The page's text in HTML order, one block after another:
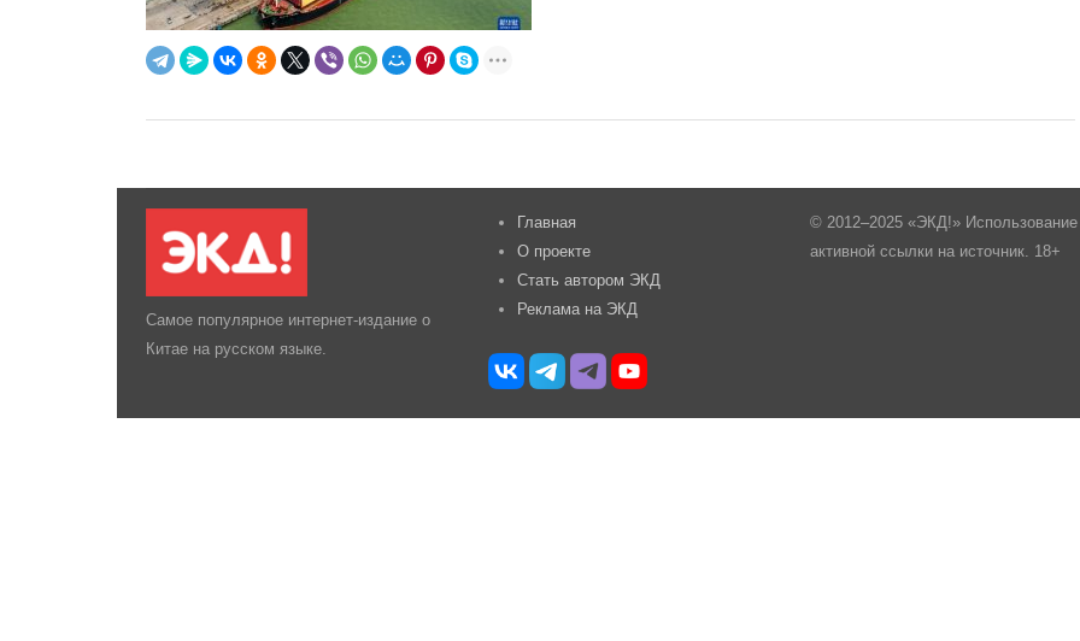
Самое популярное интернет-издание о
Китае на русском языке.
Главная
О проекте
Стать автором ЭКД
Реклама на ЭКД
© 2012–2025 «ЭКД!»
активной ссылки на источник. 18+